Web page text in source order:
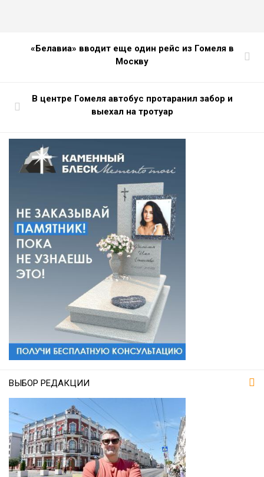
«Белавиа» вводит еще один рейс из Гомеля в
Москву
В центре Гомеля автобус протаранил забор и
выехал на тротуар
ВЫБОР РЕДАКЦИИ